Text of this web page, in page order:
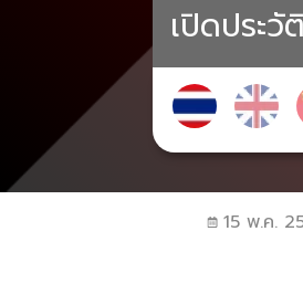
เปิดประ
15 พ.ค.